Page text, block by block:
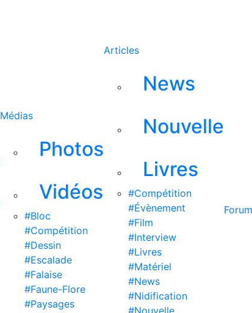
Médias
Photos
Vidéos
#Bloc
#Compétition
#Dessin
#Escalade
#Falaise
#Faune-Flore
#Paysages
Articles
News
Nouvelle
Livres
#Compétition
#Évènement
#Film
#Interview
#Livres
#Matériel
#News
#Nidification
#Nouvelle
Forum